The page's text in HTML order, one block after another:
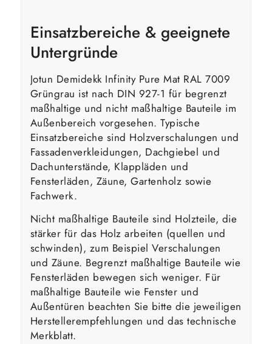
Einsatzbereiche & geeignete
Untergründe
Jotun Demidekk Infinity Pure Mat RAL 7009
Grüngrau ist nach DIN 927-1 für begrenzt
maßhaltige und nicht maßhaltige Bauteile im
Außenbereich vorgesehen. Typische
Einsatzbereiche sind Holzverschalungen und
Fassadenverkleidungen, Dachgiebel und
Dachunterstände, Klappläden und
Fensterläden, Zäune, Gartenholz sowie
Fachwerk.
Nicht maßhaltige Bauteile sind Holzteile, die
stärker für das Holz arbeiten (quellen und
schwinden), zum Beispiel Verschalungen
und Zäune. Begrenzt maßhaltige Bauteile wie
Fensterläden bewegen sich weniger. Für
maßhaltige Bauteile wie Fenster und
Außentüren beachten Sie bitte die jeweiligen
Herstellerempfehlungen und das technische
Merkblatt.